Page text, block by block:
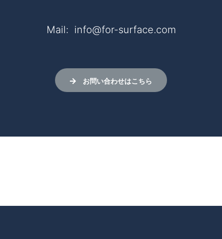
Mail: info@for-surface.com
お問い合わせはこちら